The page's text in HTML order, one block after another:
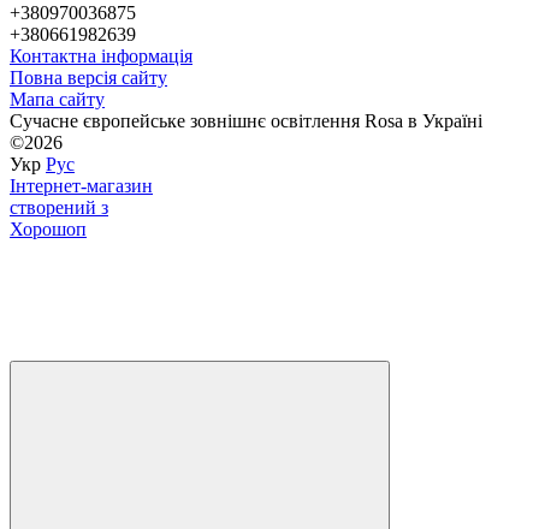
+380970036875
+380661982639
Контактна інформація
Повна версія сайту
Мапа сайту
Сучасне європейське зовнішнє освітлення Rosa в Україні
©2026
Укр Рус
Інтернет-магазин
створений з
Хорошоп